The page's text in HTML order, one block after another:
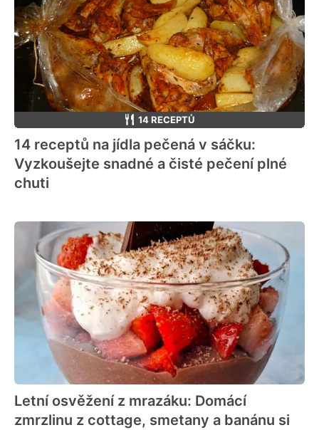
14 RECEPTŮ
14 receptů na jídla pečená v sáčku:
Vyzkoušejte snadné a čisté pečení plné
chuti
Letní osvěžení z mrazáku: Domácí
zmrzlinu z cottage, smetany a banánu si